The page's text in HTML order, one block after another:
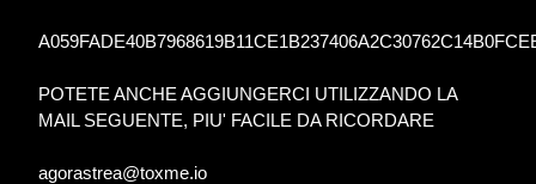
POTETE ANCHE AGGIUNGERCI UTILIZZANDO LA
MAIL SEGUENTE, PIU' FACILE DA RICORDARE
agorastrea@toxme.io